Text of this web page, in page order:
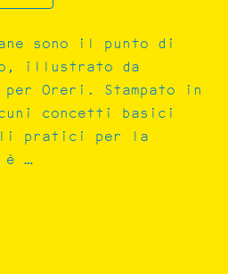
sono il punto di
illustrato da
per Oreri. Stampato in
concetti basici
pratici per la
è …